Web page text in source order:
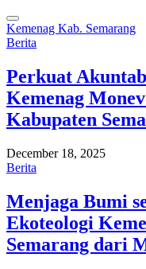
Kemenag Kab. Semarang
Berita
Perkuat
Kemenag
Kabupaten
December 18, 2025
Berita
Menjaga Bumi
Ekoteologi
Semarang dari